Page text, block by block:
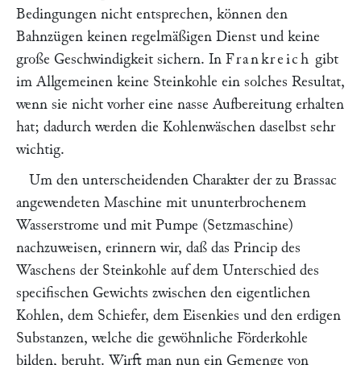
Bedingungen nicht entsprechen, können den
Bahnzügen keinen regelmäßigen Dienst und keine
große Geschwindigkeit sichern. In Frankreich gibt
im Allgemeinen keine Steinkohle ein solches Resultat,
wenn sie nicht vorher eine nasse Aufbereitung erhalten
hat; dadurch werden die Kohlenwäschen daselbst sehr
wichtig.
Um den unterscheidenden Charakter der zu Brassac
angewendeten Maschine mit ununterbrochenem
Wasserstrome und mit Pumpe (Setzmaschine)
nachzuweisen, erinnern wir, daß das Princip des
Waschens der Steinkohle auf dem Unterschied des
specifischen Gewichts zwischen den eigentlichen
Kohlen, dem Schiefer, dem Eisenkies und den erdigen
Substanzen, welche die gewöhnliche Förderkohle
bilden, beruht. Wirft man nun ein Gemenge von